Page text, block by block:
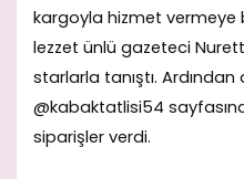
kargoyla hizmet vermeye
lezzet ünlü gazeteci
starlarla tanıştı.
@kabaktatlisi54
siparişler verdi.